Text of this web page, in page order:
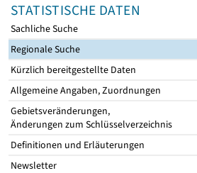
STATISTISCHE DATEN
Sachliche Suche
Regionale Suche
Kürzlich bereitgestellte Daten
Allgemeine Angaben, Zuordnungen
Gebietsveränderungen,
Änderungen zum Schlüsselverzeichnis
Definitionen und Erläuterungen
Newsletter